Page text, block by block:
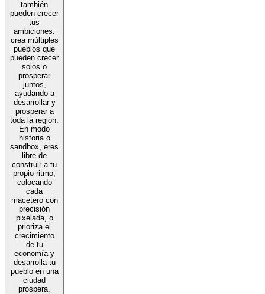
también
pueden crecer
tus
ambiciones:
crea múltiples
pueblos que
pueden crecer
solos o
prosperar
juntos,
ayudando a
desarrollar y
prosperar a
toda la región.
En modo
historia o
sandbox, eres
libre de
construir a tu
propio ritmo,
colocando
cada
macetero con
precisión
pixelada, o
prioriza el
crecimiento
de tu
economía y
desarrolla tu
pueblo en una
ciudad
próspera.